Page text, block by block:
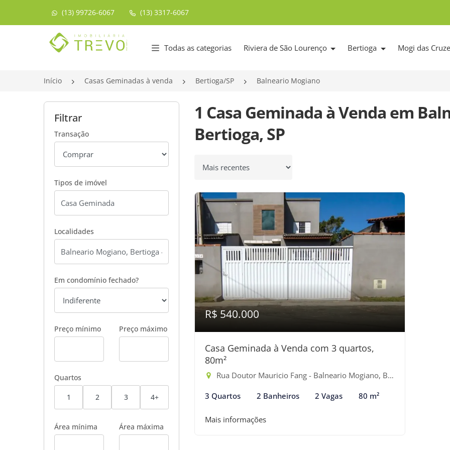
(13) 99726-6067 (13) 3317-6067
Página inicial
Todas as categorias Riviera de São Lourenço Bertioga Mogi das
Início Casas Geminadas à venda Bertioga/SP Balneario Mogiano
Filtrar
Transação
Tipos de imóvel
Localidades
Em condomínio fechado?
Preço mínimo Preço máximo
Quartos
1 2 3 4+
Área mínima Área máxima
1 Casa Geminada à Venda em
Bertioga, SP
Ordenar por
R$ 540.000
Casa Geminada à Venda com 3 quartos,
80m²
Rua Doutor Mauricio Fang - Balneario Mogiano, Bertioga-SP
3 Quartos 2 Banheiros 2 Vagas 80 m²
Mais informações